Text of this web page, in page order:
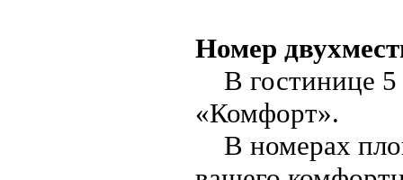
Номер
В гостинице 5
«Комфорт».
В номерах